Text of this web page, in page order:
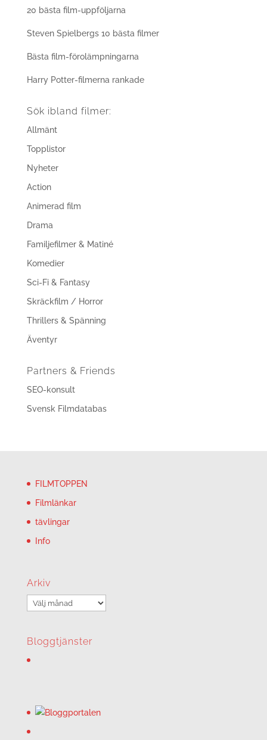
20 bästa film-uppföljarna
Steven Spielbergs 10 bästa filmer
Bästa film-förolämpningarna
Harry Potter-filmerna rankade
Sök ibland filmer:
Allmänt
Topplistor
Nyheter
Action
Animerad film
Drama
Familjefilmer & Matiné
Komedier
Sci-Fi & Fantasy
Skräckfilm / Horror
Thrillers & Spänning
Äventyr
Partners & Friends
SEO-konsult
Svensk Filmdatabas
FILMTOPPEN
Filmlänkar
tävlingar
Info
Arkiv
Arkiv
Bloggtjänster